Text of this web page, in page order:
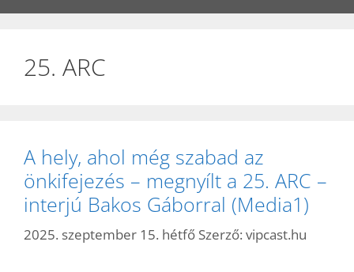
25. ARC
A hely, ahol még szabad az
önkifejezés – megnyílt a 25. ARC –
interjú Bakos Gáborral (Media1)
2025. szeptember 15. hétfő Szerző: vipcast.hu